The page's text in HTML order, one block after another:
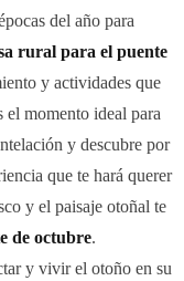
del año para
rural para el puente
y actividades que
el momento ideal para
y descubre por
que te hará querer
y el paisaje otoñal te
de octubre.
y vivir el otoño en su